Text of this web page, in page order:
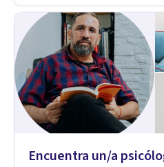
Encuentra un/a